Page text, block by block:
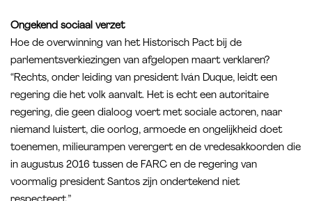
Ongekend sociaal verzet
Hoe de overwinning van het Historisch Pact bij de
parlementsverkiezingen van afgelopen maart verklaren?
“Rechts, onder leiding van president Iván Duque, leidt een
regering die het volk aanvalt. Het is echt een autoritaire
regering, die geen dialoog voert met sociale actoren, naar
niemand luistert, die oorlog, armoede en ongelijkheid doet
toenemen, milieurampen verergert en de vredesakkoorden die
in augustus 2016 tussen de FARC en de regering van
voormalig president Santos zijn ondertekend niet